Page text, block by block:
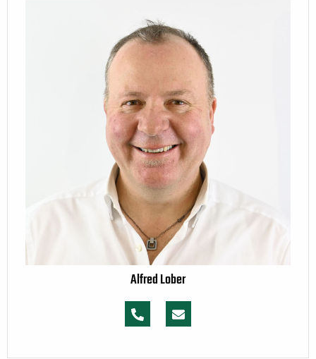
Alfred Lober